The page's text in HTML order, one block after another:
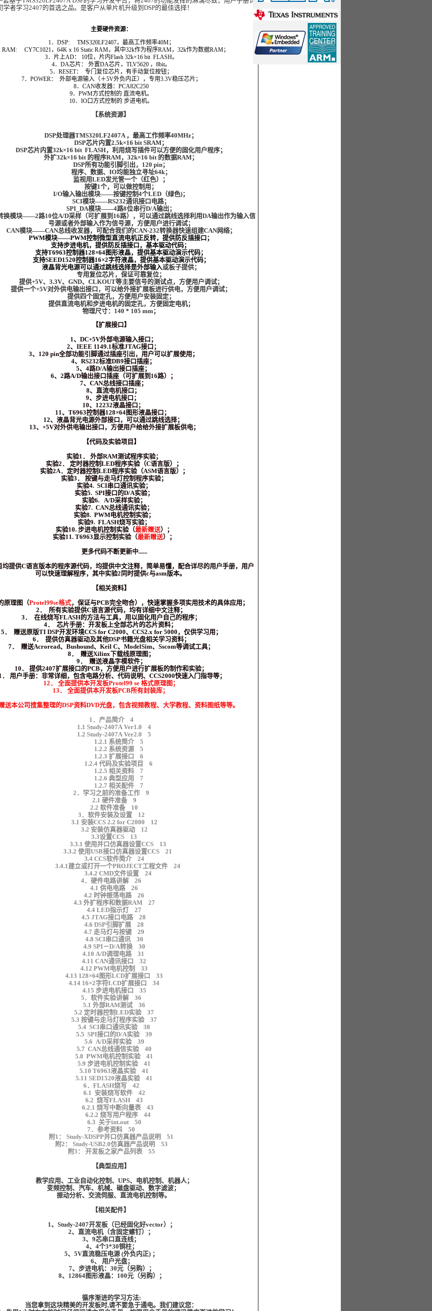
学者学习2407的首选之品。是客户从单片机升级到DSP的最佳选择！
主要硬件资源：
1．DSP: TMS320LF2407，最高工作频率40M；
RAM: CY7C1021，64K x 16 Static RAM，其中32k作为程序RAM，32k作为数据RAM；
3．片上AD： 10位，片内Flash 32k×16 bit FLASH。
4．DA芯片： 外置DA芯片，TLV5620 ，8bit。
5．RESET： 专门复位芯片，有手动复位按钮；
7．POWER： 外部电源输入（＋5V外负内正），专用3.3V稳压芯片；
8．CAN收发器：PCA82C250
9．PWM方式控制的 直流电机。
10． IO口方式控制的 步进电机。
【系统资源】
DSP处理器TMS320LF2407A ，最高工作频率40MHz；
DSP芯片内置2.5k×16 bit SRAM；
DSP芯片内置32k×16 bit FLASH，利用烧写插件可以方便的固化用户程序；
外扩32k×16 bit 的程序RAM，32k×16 bit 的数据RAM；
DSP所有功能引脚引出，120 pin；
程序、数据、IO均能独立寻址64k；
监视用LED发光管一个（红色）；
按键1个，可以做控制用；
I/O输入输出模块――按键控制4个LED（绿色)；
SCI模块――RS232通讯接口电路；
SPI_DA模块――4路8位串行D/A输出；
换模块――2路10位A/D采样（可扩展到16路），可以通过跳线选择利用DA输出作为输入信
号源或者外部输入作为信号源，方便用户进行调试；
CAN模块――CAN总线收发器，可配合我们的CAN-232转换器快速组建CAN网络；
PWM模块――PWM控制微型直流电机正反转，提供防反插接口；
支持步进电机，提供防反插接口，基本驱动代码；
支持T6963控制器128×64图形液晶，提供基本驱动演示代码；
支持SEED1520控制器16×2字符液晶，提供基本驱动演示代码；
液晶背光电源可以通过跳线选择是外部输入或板子提供；
专用复位芯片，保证可靠复位；
提供+5V、3.3V、GND、CLKOUT等主要信号的测试点，方便用户调试；
提供一个+5V对外供电输出接口，可以给外接扩展板进行供电，方便用户调试；
提供四个固定孔，方便用户安装固定；
提供直流电机和步进电机的固定孔，方便固定电机；
物理尺寸：140 * 105 mm；
【扩展接口】
1、DC+5V外部电源输入接口；
2、IEEE 1149.1标准JTAG接口；
3、120 pin全部功能引脚通过插座引出，用户可以扩展使用；
4、RS232标准DB9接口插座；
5、4路D/A输出接口插座；
6、2路A/D输出接口插座（可扩展到16路）；
7、CAN总线接口插座；
8、直流电机接口；
9、步进电机接口；
10、12232液晶接口；
11、T6963控制器128×64图形液晶接口；
12、液晶背光电源外部接口，可以通过跳线选择；
13、+5V对外供电输出接口，方便用户给给外接扩展板供电；
【代码及实验项目】
实验1． 外部RAM测试程序实验；
实验2． 定时器控制LED程序实验（C语言版）；
实验2A．定时器控制LED程序实验（ASM语言版）；
实验3． 按键与走马灯控制程序实验；
实验4. SCI串口通讯实验；
实验5. SPI接口的D/A实验；
实验6. A/D采样实验；
实验7. CAN总线通讯实验；
实验8. PWM电机控制实验；
实验9. FLASH烧写实验；
实验10. 步进电机控制实验（最新赠送）；
实验11. T6963显示控制实验（最新赠送）；
更多代码不断更新中......
均提供C语言版本的程序源代码，均提供中文注释，简单易懂，配合详尽的用户手册，用户
可以快速理解程序，其中实验2同时提供c与asm版本。
【相关资料】
原理图（Protel99se格式，保证与PCB完全吻合），快速掌握多项实用技术的具体应用；
2． 所有实验提供C语言源代码，均有详细中文注释；
3． 在线烧写FLASH的方法与工具，用以固化用户自己的程序；
4． 芯片手册：开发板上全部芯片的芯片资料；
5． 赠送原版TI DSP开发环境CCS for C2000、CCS2.x for 5000，仅供学习用；
6． 提供仿真器驱动及其他DSP书籍光盘相关学习资料；
7． 赠送Acroread、Bushound、Keil C、ModelSim、Sscom等调试工具；
8． 赠送Xilinx下载线原理图；
9． 赠送液晶字模软件；
10． 提供2407扩展接口的PCB，方便用户进行扩展板的制作和实验；
． 用户手册：非常详细，包含电路分析、代码说明、CCS2000快速入门指导等；
12． 全面提供本开发板Protel99 se 格式原理图；
13． 全面提供本开发板PCB所有封装库；
送本公司搜集整理的DSP资料DVD光盘，包含视频教程、大学教程、资料图纸等等。
1．产品简介 4
1.1 Study-2407A Ver1.0 4
1.2 Study-2407A Ver2.0 5
1.2.1 系统简介 5
1.2.2 系统资源 5
1.2.3 扩展接口 6
1.2.4 代码及实验项目 6
1.2.5 相关资料 7
1.2.6 典型应用 7
1.2.7 相关配件 7
2．学习之前的准备工作 9
2.1 硬件准备 9
2.2 软件准备 10
3．软件安装及设置 12
3.1 安装CCS 2.2 for C2000 12
3.2 安装仿真器驱动 12
3.3设置CCS 13
3.3.1 使用并口仿真器设置CCS 13
3.3.2 使用USB接口仿真器设置CCS 21
3.4 CCS软件简介 24
3.4.1建立或打开一个PROJECT工程文件 24
3.4.2 CMD文件设置 24
4．硬件电路讲解 26
4.1 供电电路 26
4.2 时钟振荡电路 26
4.3 外扩程序和数据RAM 27
4.4 LED指示灯 27
4.5 JTAG接口电路 28
4.6 DSP引脚扩展 28
4.7 走马灯与按键 29
4.8 SCI串口通讯 30
4.9 SPI－D/A转换 30
4.10 A/D调理电路 31
4.11 CAN通讯接口 32
4.12 PWM电机控制 33
4.13 128×64图形LCD扩展接口 33
4.14 16×2字符LCD扩展接口 34
4.15 步进电机接口 35
5．软件实验讲解 36
5.1 外部RAM测试 36
5.2 定时器控制LED实验 37
5.3 按键与走马灯程序实验 37
5.4 SCI串口通讯实验 38
5.5 SPI接口的D/A实验 39
5.6 A/D采样实验 39
5.7 CAN总线通信实验 40
5.8 PWM电机控制实验 41
5.9 步进电机控制实验 41
5.10 T6963液晶实验 41
5.11 SED1520液晶实验 41
6．FLASH烧写 42
6.1 安装烧写软件 42
6.2 烧写FLASH 43
6.2.1 烧写中断向量表 43
6.2.2 烧写用户程序 44
6.3 关于int.out 50
7．参考资料 50
附1： Study-XDSPP并口仿真器产品说明 51
附2： Study-USB2.0仿真器产品说明 53
附3： 开发板之家产品列表 55
【典型应用】
教学应用、工业自动化控制、UPS、电机控制、机器人；
变频控制、汽车、机械、磁盘驱动、数字滤波；
振动分析、交流伺服、直流电机控制等。
【相关配件】
1、Study-2407开发板（已经固化好vector）；
2、直流电机（含固定螺钉）；
3、9芯串口直连线；
4、4个3*30铜柱；
5、5V直流稳压电源 (外负内正) ；
6、 用户光盘；
7、步进电机：30元（另购）；
8、12864图形液晶：100元（另购）；
循序渐进的学习方法:
当您拿到这块精美的开发板时,请不要急于通电。我们建议您：